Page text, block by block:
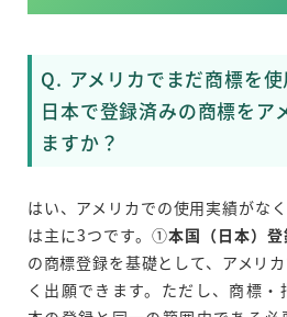
Q. アメリカでまだ商標を使
日本で登録済みの商標をア
ますか？
はい、アメリカでの使用実績がな
は主に3つです。①本国（日本）
の商標登録を基礎として、アメリ
く出願できます。ただし、商標